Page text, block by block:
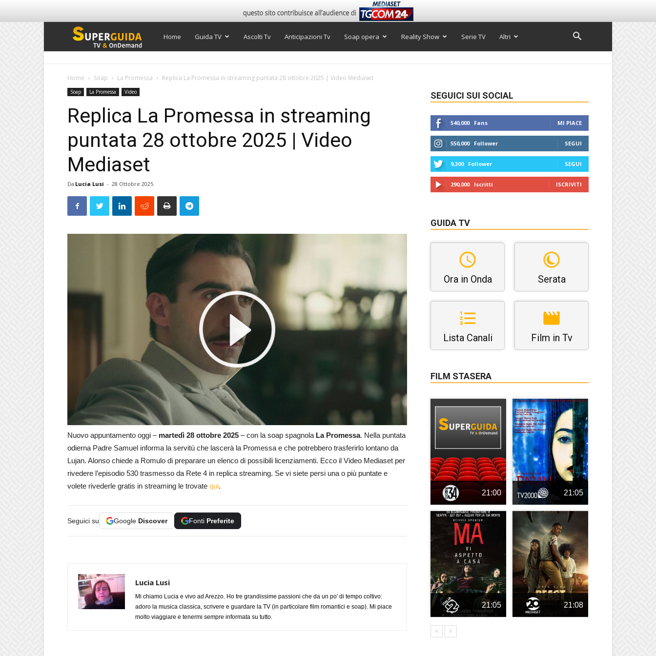
Super
Home Guida TV Ascolti Tv Anticipazioni Tv Soap opera Reality Show Serie TV Altri
Home Soap La Promessa Replica La Promessa in streaming puntata 28 ottobre 2025 | Video Mediaset
Soap La Promessa Video
Replica La Promessa in streaming
puntata 28 ottobre 2025 | Video
Mediaset
Da Lucia Lusi - 28 Ottobre 2025
Nuovo appuntamento oggi – martedì 28 ottobre 2025 – con la soap spagnola La Promessa. Nella puntata
odierna Padre Samuel informa la servitù che lascerà la Promessa e che potrebbero trasferirlo lontano da
Lujan. Alonso chiede a Romulo di preparare un elenco di possibili licenziamenti. Ecco il Video Mediaset per
rivedere l’episodio 530 trasmesso da Rete 4 in replica streaming. Se vi siete persi una o più puntate e
volete rivederle gratis in streaming le trovate qui.
Seguici su Google Discover Fonti Preferite
Lucia Lusi
Mi chiamo Lucia e vivo ad Arezzo. Ho tre grandissime passioni che da un po' di tempo coltivo:
adoro la musica classica, scrivere e guardare la TV (in particolare film romantici e soap). Mi piace
molto viaggiare e tenermi sempre informata su tutto.
SEGUICI SUI SOCIAL
540,000 Fans MI PIACE
550,000 Follower SEGUI
9,300 Follower SEGUI
290,000 Iscritti ISCRIVITI
GUIDA TV
Ora in Onda Serata
Lista Canali Film in Tv
FILM STASERA
21:00 21:05
21:05 21:08